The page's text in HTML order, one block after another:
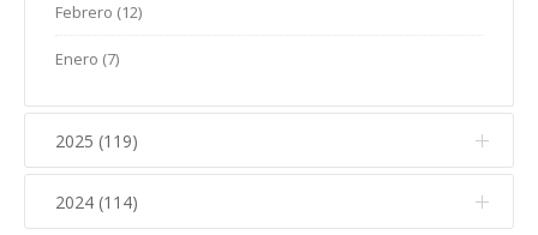
Febrero (12)
Enero (7)
2025 (119)
Diciembre (12)
2024 (114)